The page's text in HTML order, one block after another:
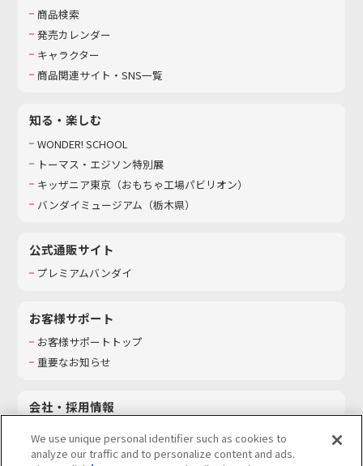
商品検索
発売カレンダー
キャラクター
商品関連サイト・SNS一覧
知る・楽しむ
WONDER! SCHOOL
トーマス・エジソン特別展
キッザニア東京（おもちゃ工場パビリオン）​
バンダイミュージアム（栃木県）
公式通販サイト
プレミアムバンダイ
お客様サポート
お客様サポートトップ
重要なお知らせ
会社・採用情報
採用情報
We use unique personal identifier such as cookies to
analyze our traffic and to personalize content and ads.